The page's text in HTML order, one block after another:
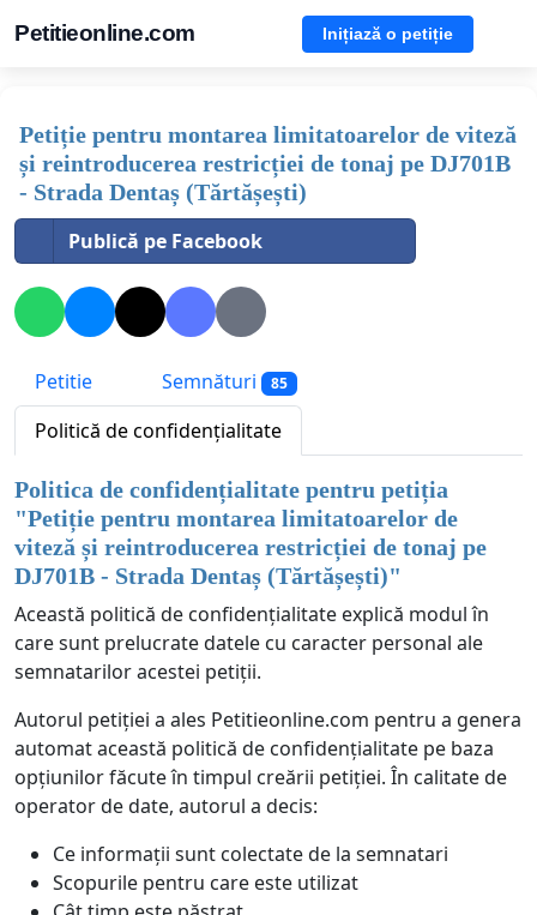
Petitieonline.com Inițiază o petiție
Petiție pentru montarea limitatoarelor de viteză
și reintroducerea restricției de tonaj pe DJ701B
- Strada Dentaș (Tărtășești)
Publică pe Facebook
Petitie Semnături 85
Politică de confidențialitate
Politica de confidențialitate pentru petiția
"Petiție pentru montarea limitatoarelor de
viteză și reintroducerea restricției de tonaj pe
DJ701B - Strada Dentaș (Tărtășești)"
Această politică de confidențialitate explică modul în
care sunt prelucrate datele cu caracter personal ale
semnatarilor acestei petiții.
Autorul petiției a ales Petitieonline.com pentru a genera
automat această politică de confidențialitate pe baza
opțiunilor făcute în timpul creării petiției. În calitate de
operator de date, autorul a decis:
Ce informații sunt colectate de la semnatari
Scopurile pentru care este utilizat